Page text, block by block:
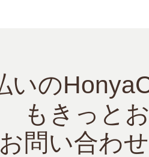
いの
もきっと
問い合わ